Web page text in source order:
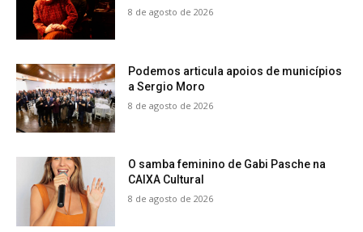
8 de agosto de 2026
Podemos articula apoios de municípios
a Sergio Moro
8 de agosto de 2026
O samba feminino de Gabi Pasche na
CAIXA Cultural
8 de agosto de 2026